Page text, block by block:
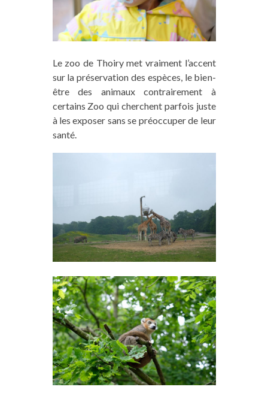
Le zoo de Thoiry met vraiment l’accent
sur la préservation des espèces, le bien-
être des animaux contrairement à
certains Zoo qui cherchent parfois juste
à les exposer sans se préoccuper de leur
santé.